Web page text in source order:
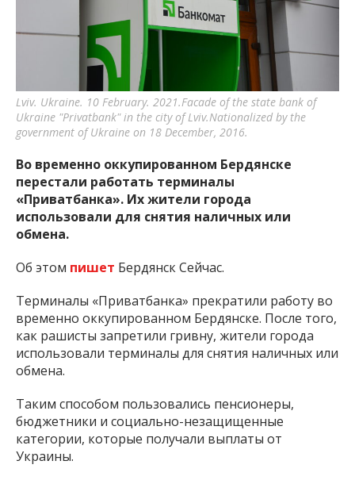
важную информацию о событиях
города Запорожья и области.
Lviv. Ukraine. 10 February. 2021.Facade of the state bank of
Ukraine "Privatbank" in the city of Lviv.Nationalized by the
government of Ukraine on 18 December, 2016.
Во временно оккупированном Бердянске
перестали работать терминалы
«Приватбанка». Их жители города
использовали для снятия наличных или
обмена.
Об этом пишет Бердянск Сейчас.
Терминалы «Приватбанка» прекратили работу во
временно оккупированном Бердянске. После того,
как рашисты запретили гривну, жители города
использовали терминалы для снятия наличных или
обмена.
Таким способом пользовались пенсионеры,
бюджетники и социально-незащищенные
категории, которые получали выплаты от
Украины.